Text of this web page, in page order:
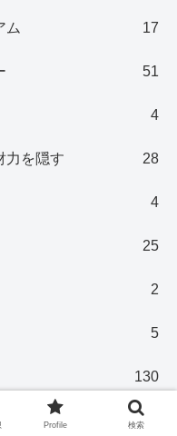
ム 17
51
4
力を隠す 28
4
25
2
5
130
おかしい 86
Profile 検索